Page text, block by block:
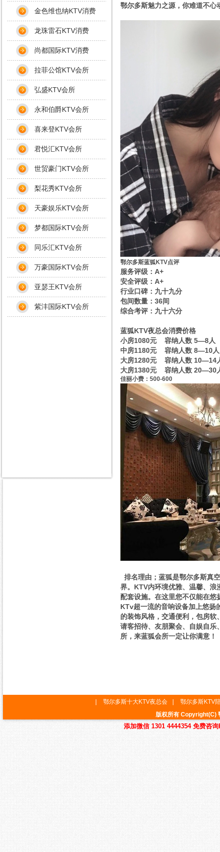
鄂尔多斯魅力之源，你难道不心
鄂尔多斯蓝狐KTV点评
服务评级：A+
安全评级：A+
行业口碑：九十九分
包间数量：36间
综合考评：九十六分
蓝狐KTV夜总会消费价格
小房1080元 容纳人数 5—8人
中房1180元 容纳人数 8—10人
大房1280元 容纳人数 10—14
大房1380元 容纳人数 20—30
佳丽小费：500-600
排名理由；蓝狐是鄂尔多斯真
界。KTV内环境优雅、温馨、浪
配套设施。在这里您不仅能在
KTv超一流的音响设备加上悠扬
的装饰风格，交通便利，包房
请客招待、友朋聚会、自娱自
所，来蓝狐会所一定让你满意！
金色维也纳KTV消费
龙珠雷石KTV消费
尚都国际KTV消费
拉菲公馆KTV会所
弘盛KTV会所
永和伯爵KTV会所
喜来登KTV会所
君悦汇KTV会所
世贸豪门KTV会所
梨花秀KTV会所
天豪娱乐KTV会所
梦都国际KTV会所
同乐汇KTV会所
万豪国际KTV会所
亚瑟王KTV会所
紫沣国际KTV会所
鄂尔多斯十大KTV夜总会
鄂尔多斯KTV
版权所有 Copyright(C)
添加微信 1301 4444354 免费咨